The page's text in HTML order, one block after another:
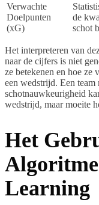
Verwachte
Doelpunten
(xG)
de
schot
Het interpreteren van
naar de cijfers is niet
ze betekenen en hoe
een wedstrijd. Een team
schotnauwkeurigheid
wedstrijd, maar moeite
Het
Learning